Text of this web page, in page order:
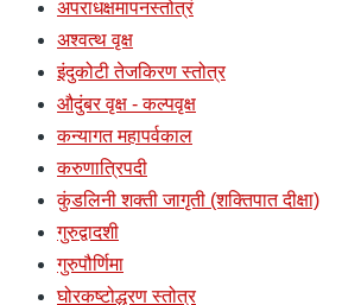
अपराधक्षमापनस्तोत्रं
अश्वत्थ वृक्ष
इंदुकोटी तेजकिरण स्तोत्र
औदुंबर वृक्ष - कल्पवृक्ष
कन्यागत महापर्वकाल
करुणात्रिपदी
कुंडलिनी शक्ती जागृती (शक्तिपात दीक्षा)
गुरुद्वादशी
गुरुपौर्णिमा
घोरकष्टोद्धरण स्तोत्र